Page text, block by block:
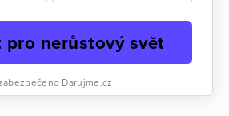
pro nerůstový svět
Darujme.cz